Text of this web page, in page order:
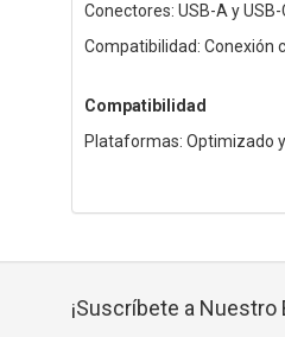
Conectores: USB-A y
Compatibilidad: Conexión
Compatibilidad
Plataformas: Optimizado
¡Suscríbete a Nuestro